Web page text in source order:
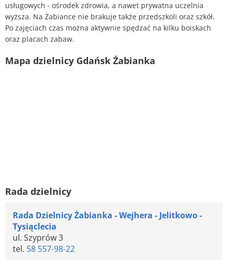
usługowych - ośrodek zdrowia, a nawet prywatna uczelnia
wyższa. Na Żabiance nie brakuje także przedszkoli oraz szkół.
Po zajęciach czas można aktywnie spędzać na kilku boiskach
oraz placach zabaw.
Mapa dzielnicy Gdańsk Żabianka
Rada dzielnicy
Rada Dzielnicy Żabianka - Wejhera - Jelitkowo -
Tysiąclecia
ul. Szyprów 3
tel. 58 557-98-22